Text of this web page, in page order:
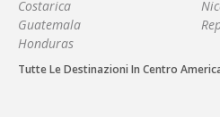
Costarica
Guatemala
Honduras
Tutte Le Destinazioni In Centro